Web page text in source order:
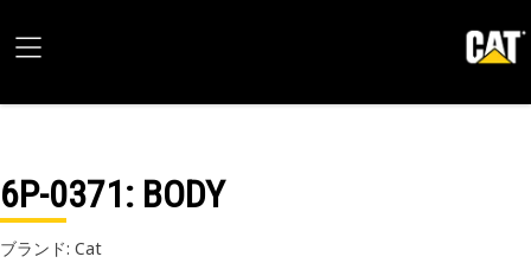
6P-0371: BODY
ブランド: Cat